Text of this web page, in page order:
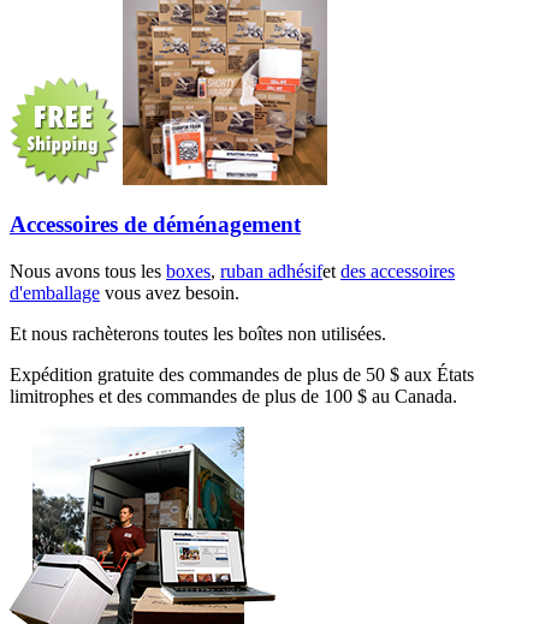
Accessoires de déménagement
Nous avons tous les boxes, ruban adhésifet des accessoires
d'emballage vous avez besoin.
Et nous rachèterons toutes les boîtes non utilisées.
Expédition gratuite des commandes de plus de 50 $ aux États
limitrophes et des commandes de plus de 100 $ au Canada.